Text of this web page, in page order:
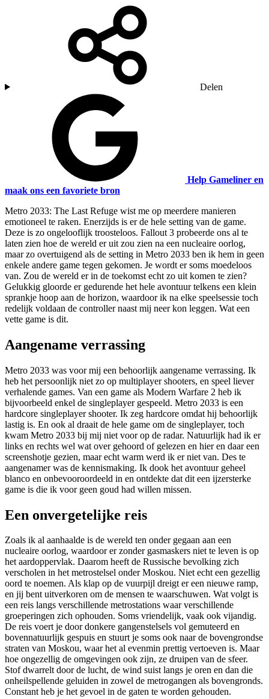
Delen
Help Gameliner en
maak ons een favoriete bron
Metro 2033: The Last Refuge wist me op meerdere manieren
emotioneel te raken. Enerzijds is er de hele setting van de game.
Deze is zo ongelooflijk troosteloos. Fallout 3 probeerde ons al te
laten zien hoe de wereld er uit zou zien na een nucleaire oorlog,
maar zo overtuigend als de setting in Metro 2033 ben ik hem in geen
enkele andere game tegen gekomen. Je wordt er soms moedeloos
van. Zou de wereld er in de toekomst echt zo uit komen te zien?
Gelukkig gloorde er gedurende het hele avontuur telkens een klein
sprankje hoop aan de horizon, waardoor ik na elke speelsessie toch
redelijk voldaan de controller naast mij neer kon leggen. Wat een
vette game is dit.
Aangename verrassing
Metro 2033 was voor mij een behoorlijk aangename verrassing. Ik
heb het persoonlijk niet zo op multiplayer shooters, en speel liever
verhalende games. Van een game als Modern Warfare 2 heb ik
bijvoorbeeld enkel de singleplayer gespeeld. Metro 2033 is een
hardcore singleplayer shooter. Ik zeg hardcore omdat hij behoorlijk
lastig is. En ook al draait de hele game om de singleplayer, toch
kwam Metro 2033 bij mij niet voor op de radar. Natuurlijk had ik er
links en rechts wel wat over gehoord of gelezen en hier en daar een
screenshotje gezien, maar echt warm werd ik er niet van. Des te
aangenamer was de kennismaking. Ik dook het avontuur geheel
blanco en onbevooroordeeld in en ontdekte dat dit een ijzersterke
game is die ik voor geen goud had willen missen.
Een onvergetelijke reis
Zoals ik al aanhaalde is de wereld ten onder gegaan aan een
nucleaire oorlog, waardoor er zonder gasmaskers niet te leven is op
het aardoppervlak. Daarom heeft de Russische bevolking zich
verscholen in het metrostelsel onder Moskou. Niet echt een gezellig
oord te noemen. Als klap op de vuurpijl dreigt er een nieuwe ramp,
en jij bent uitverkoren om de mensen te waarschuwen. Wat volgt is
een reis langs verschillende metrostations waar verschillende
groeperingen zich ophouden. Soms vriendelijk, vaak ook vijandig.
De reis voert je door donkere gangenstelsels vol gemuteerd en
bovennatuurlijk gespuis en stuurt je soms ook naar de bovengrondse
straten van Moskou, waar het al evenmin prettig vertoeven is. Maar
hoe ongezellig de omgevingen ook zijn, ze druipen van de sfeer.
Stof dwarrelt door de lucht, de wind suist langs je oren en dan die
onheilspellende geluiden in zowel de metrogangen als bovengronds.
Constant heb je het gevoel in de gaten te worden gehouden.